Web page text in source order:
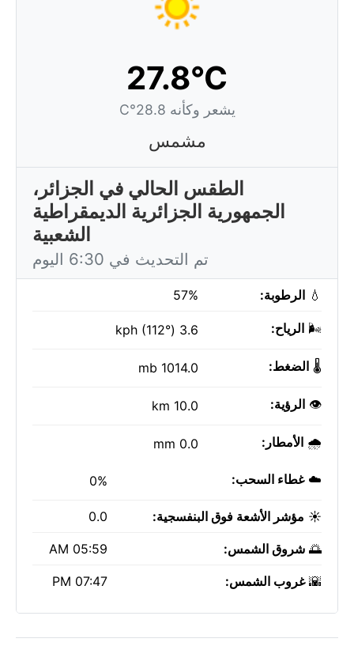
27.8°C
يشعر وكأنه 28.8°C
مشمس
الطقس الحالي في الجزائر،
الجمهورية الجزائرية الديمقراطية
الشعبية
تم التحديث في 6:30 اليوم
💧 الرطوبة: 57%
🌬️ الرياح: 3.6 kph (112°)
🌡️ الضغط: 1014.0 mb
👁️ الرؤية: 10.0 km
🌧️ الأمطار: 0.0 mm
☁️غطاء السحب: 0%
☀️ مؤشر الأشعة فوق البنفسجية: 0.0
🌅 شروق الشمس: 05:59 AM
🌇غروب الشمس: 07:47 PM